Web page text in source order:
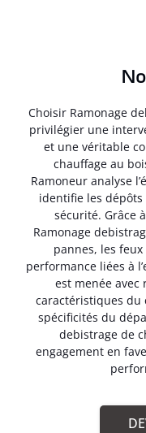
Choisir Ramonage
privilégier une
et une véritable
chauffage au
Ramoneur analyse
identifie les
sécurité. Grâce
Ramonage
pannes, les
performance liées à
est menée
caractéristiques du
spécificités du
debistrage de
engagement en